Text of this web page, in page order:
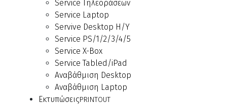
Service Τηλεοράσεων
Service Laptop
Servive Desktop Η/Υ
Service PS/1/2/3/4/5
Service X-Box
Service Tabled/iPad
Αναβάθμιση Desktop
Αναβάθμιση Laptop
ΕκτυπώσειςPRINTOUT